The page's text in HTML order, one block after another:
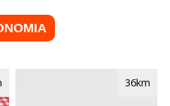
36km